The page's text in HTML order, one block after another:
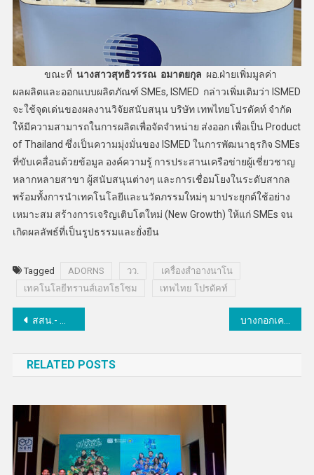
ขณะที่ นางสาวสุทธิวรรณ อมาตยกุล ผอ.ฝ่ายเพิ่มมูลค่า
ผลผลิตและออกแบบผลิตภัณฑ์ SMEs, ISMED กล่าวเพิ่มเติมว่า ISMED
จะใช้จุดเด่นของผลงานวิจัยสนับสนุน บริษัท เทพไทยโปรดัคท์ จำกัด
ให้มีความสามารถในการผลิตเพื่อจัดจำหน่าย ส่งออก เพื่อเป็น Product
of Thailand ซึ่งเป็นความมุ่งมั่นของ ISMED ในการพัฒนาธุรกิจ SMEs
ที่ขับเคลื่อนด้วยข้อมูล องค์ความรู้ การประสานเครือข่ายผู้เชี่ยวชาญ
หลากหลายสาขา ผู้สนับสนุนต่างๆ และการเชื่อมโยงในระดับสากล
พร้อมทั้งการนำเทคโนโลยีและนวัตภรรมใหม่ๆ มาประยุกต์ใช้อย่าง
เหมาะสม สร้างการเจริญเติบโตใหม่ (New Growth) ให้แก่ SMEs จน
เกิดผลลัพธ์ที่เป็นรูปธรรมและยั่งยืน
Tagged ADORNS วว.
เครื่องสำอางนาโน
เทคโนโลยีทรานส์เอทโธโซม
เทพไทย โปรดัคท์
แนะแนว
สสน.- MIT ประกาศความร่วมมือด้าน AI เพื่อบริหารจัดการน้ำ
RELATED POSTS